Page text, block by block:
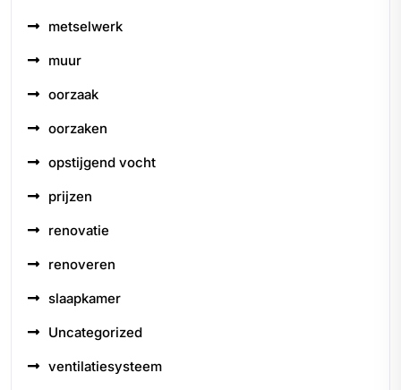
metselwerk
muur
oorzaak
oorzaken
opstijgend vocht
prijzen
renovatie
renoveren
slaapkamer
Uncategorized
ventilatiesysteem